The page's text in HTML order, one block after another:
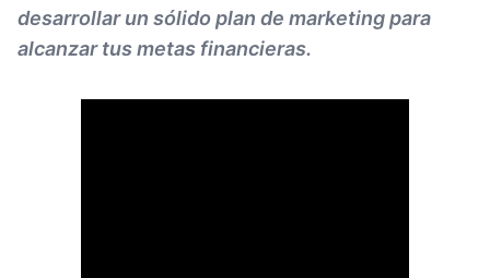
desarrollar un sólido plan de marketing para
alcanzar tus metas financieras.